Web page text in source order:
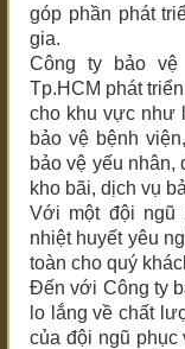
góp phần phát
gia.
Công ty bảo vệ
Tp.HCM phát
cho khu vực như
bảo vệ bệnh
bảo vệ yếu nhân,
kho bãi, dịch vụ
Với một đội ngũ
nhiệt huyết yêu
toàn cho quý
Đến với Công ty
lo lắng về chất
của đội ngũ phục